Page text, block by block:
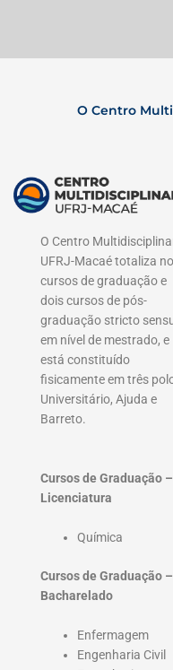
O Centro
O Centro
UFRJ-Macaé totaliza
cursos de graduação e
dois cursos de pós-
graduação stricto
em nível de mestrado, e
está constituído
fisicamente em três
Universitário, Ajuda e
Barreto.
Cursos de Graduação –
Licenciatura
Química
Cursos de Graduação –
Bacharelado
Enfermagem
Engenharia Civil